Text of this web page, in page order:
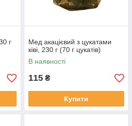
г
Мед акацієвий з цукатами
ківі, 230 г (70 г цукатів)
В наявності
115 ₴
Купити